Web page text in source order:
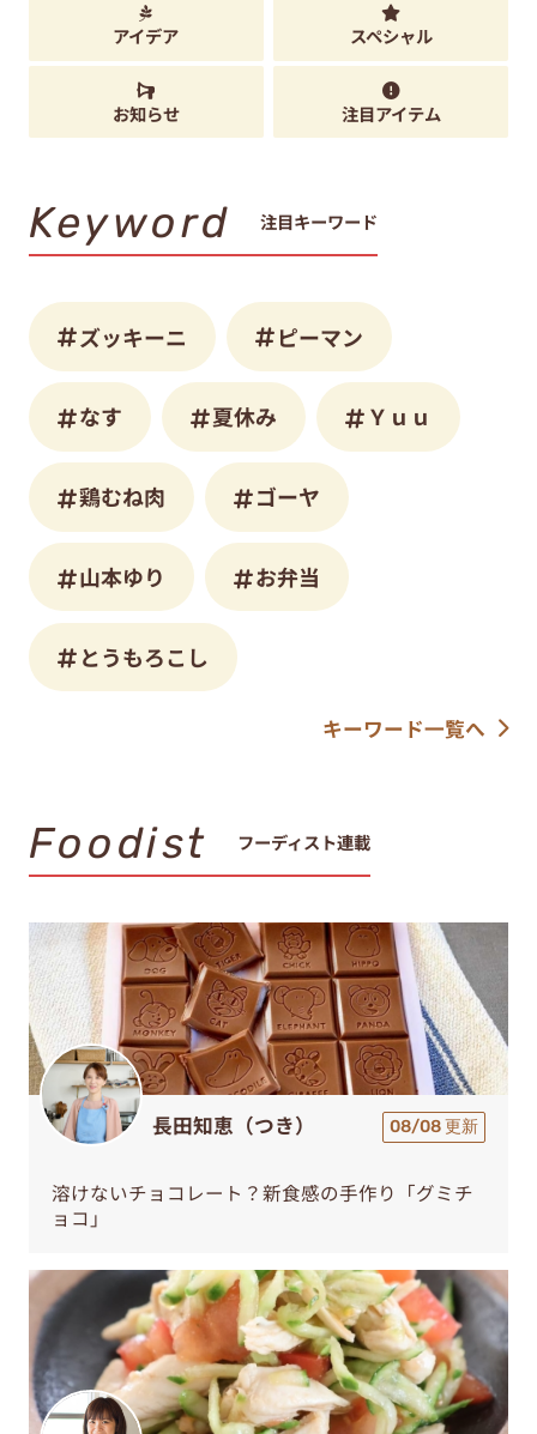
アイデア スペシャル
お知らせ 注目アイテム
Keyword 注目キーワード
ズッキーニ ピーマン
なす 夏休み Ｙｕｕ
鶏むね肉 ゴーヤ
山本ゆり お弁当
とうもろこし
キーワード一覧へ
Foodist フーディスト連載
長田知恵（つき） 08/08 更新
溶けないチョコレート？新食感の手作り「グミチ
ョコ」